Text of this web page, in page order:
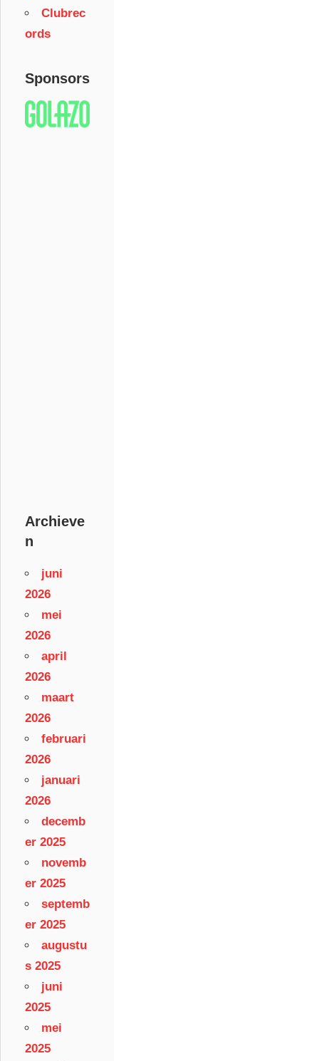
Clubrec
ords
Sponsors
Archieve
n
juni
2026
mei
2026
april
2026
maart
2026
februari
2026
januari
2026
decemb
er 2025
novemb
er 2025
septemb
er 2025
augustu
s 2025
juni
2025
mei
2025